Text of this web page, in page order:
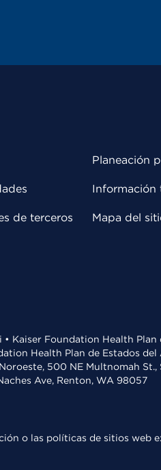
de terceros
Planeación
Información
Mapa del
Kaiser Foundation Health Plan
Health Plan de Estados
500 NE Multnomah St.,
Ave, Renton, WA 98057
o las políticas de sitios web